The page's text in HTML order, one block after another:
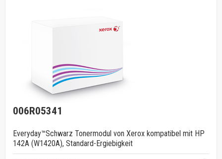
006R05341
Everyday™Schwarz Tonermodul von Xerox kompatibel mit HP
142A (W1420A), Standard-Ergiebigkeit